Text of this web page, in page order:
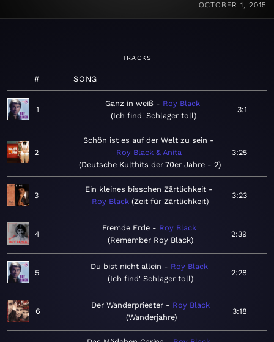
OCTOBER 1, 2015
TRACKS
# SONG
1
Ganz in weiß
Roy Black
Ich find' Schlager toll
3:1
2
Schön ist es auf der Welt zu sein
Roy Black & Anita
Deutsche Kulthits der 70er Jahre - 2
3:25
3
Ein kleines bisschen Zärtlichkeit
Roy Black Zeit für Zärtlichkeit
3:23
4
Fremde Erde
Roy Black
Remember Roy Black
2:39
5
Du bist nicht allein
Roy Black
Ich find' Schlager toll
2:28
6
Der Wanderpriester
Roy Black
Wanderjahre
3:18